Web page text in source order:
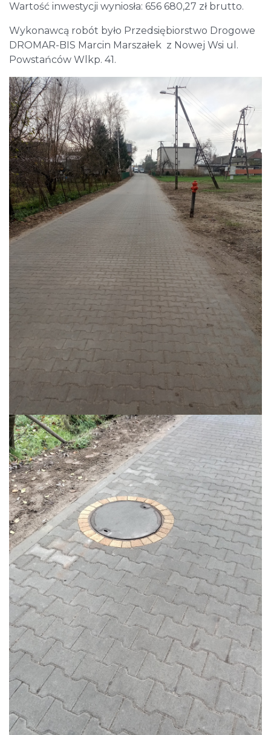
Wartość inwestycji wyniosła: 656 680,27 zł brutto.
Wykonawcą robót było Przedsiębiorstwo Drogowe
DROMAR-BIS Marcin Marszałek z Nowej Wsi ul.
Powstańców Wlkp. 41.